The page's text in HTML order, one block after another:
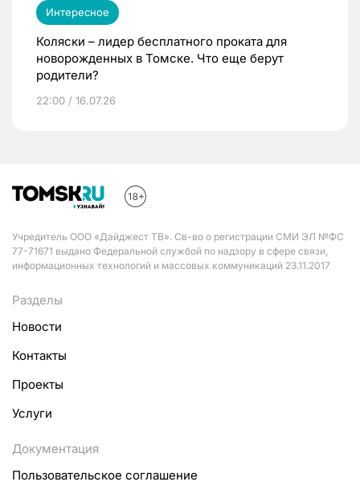
Интересное
Коляски – лидер бесплатного проката для
новорожденных в Томске. Что еще берут
родители?
22:00 / 16.07.26
Учредитель ООО «Дайджест ТВ». Св-во о регистрации СМИ ЭЛ №ФС
77-71671 выдано Федеральной службой по надзору в сфере связи,
информационных технологий и массовых коммуникаций 23.11.2017
Разделы
Новости
Контакты
Проекты
Услуги
Документация
Пользовательское соглашение